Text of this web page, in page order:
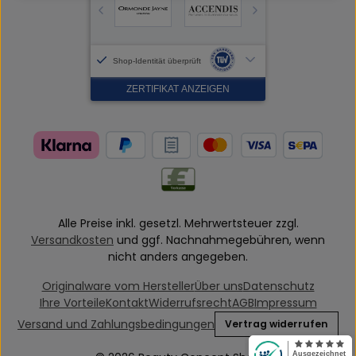
Alle Preise inkl. gesetzl. Mehrwertsteuer zzgl.
Versandkosten und ggf. Nachnahmegebühren, wenn
nicht anders angegeben.
Originalware vom HerstellerÜber unsDatenschutz
Ihre VorteileKontaktWiderrufsrechtAGBImpressum
Versand und Zahlungsbedingungen
Vertrag widerrufen